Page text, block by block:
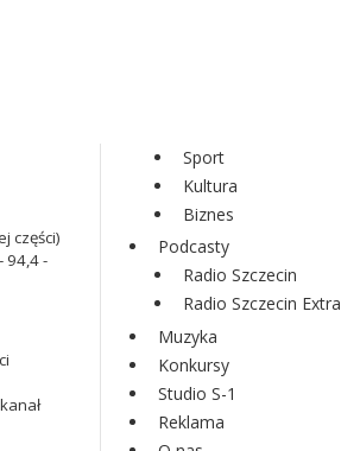
części)
94,4 -
Sport
Kultura
Biznes
Podcasty
Radio Szczecin
Radio Szczecin Extra
Muzyka
Konkursy
Studio S-1
Reklama